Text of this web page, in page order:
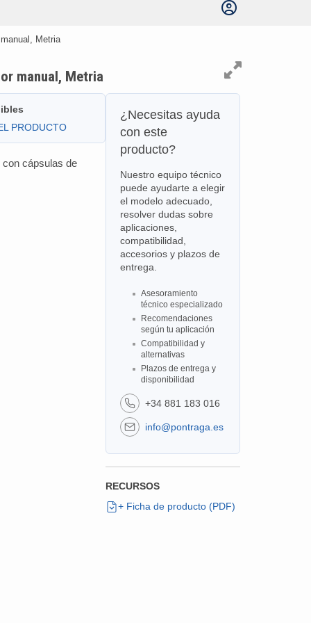
Metria
manual, Metria
PRODUCTO
cápsulas de
¿Necesitas ayuda
con este
producto?
Nuestro equipo técnico
puede ayudarte a elegir
el modelo adecuado,
resolver dudas sobre
aplicaciones,
compatibilidad,
accesorios y plazos de
entrega.
Asesoramiento
técnico especializado
Recomendaciones
según tu aplicación
Compatibilidad y
alternativas
Plazos de entrega y
disponibilidad
+34 881 183 016
info@pontraga.es
RECURSOS
+ Ficha de producto (PDF)